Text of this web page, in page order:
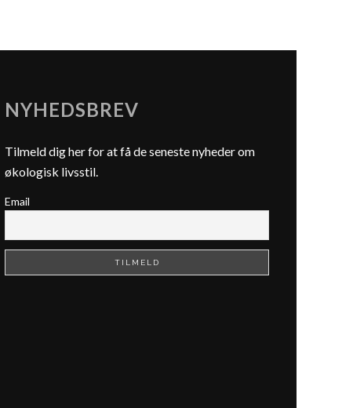
NYHEDSBREV
Tilmeld dig her for at få de seneste nyheder om
økologisk livsstil.
Email